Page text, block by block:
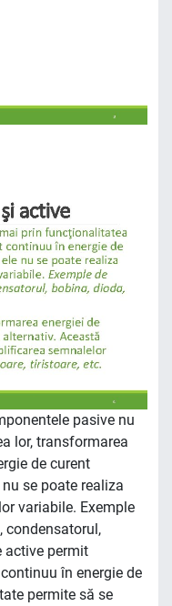
pasive nu
lor, transformarea
de curent
se poate realiza
variabile. Exemple
condensatorul,
active permit
în energie de
permite să se